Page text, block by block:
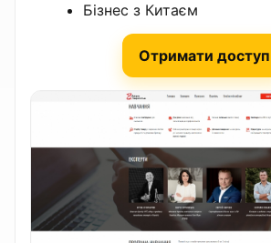
Бізнес з Китаєм
Отримати доступ